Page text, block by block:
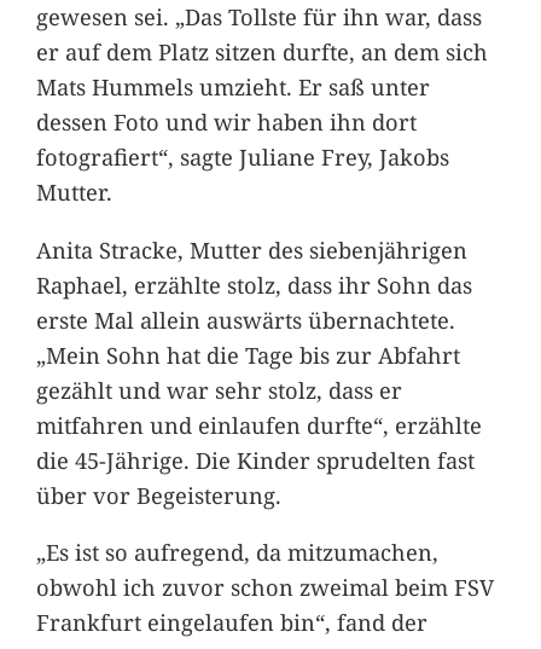
gewesen sei. „Das Tollste für ihn war, dass
er auf dem Platz sitzen durfte, an dem sich
Mats Hummels umzieht. Er saß unter
dessen Foto und wir haben ihn dort
fotografiert“, sagte Juliane Frey, Jakobs
Mutter.
Anita Stracke, Mutter des siebenjährigen
Raphael, erzählte stolz, dass ihr Sohn das
erste Mal allein auswärts übernachtete.
„Mein Sohn hat die Tage bis zur Abfahrt
gezählt und war sehr stolz, dass er
mitfahren und einlaufen durfte“, erzählte
die 45-Jährige. Die Kinder sprudelten fast
über vor Begeisterung.
„Es ist so aufregend, da mitzumachen,
obwohl ich zuvor schon zweimal beim FSV
Frankfurt eingelaufen bin“, fand der